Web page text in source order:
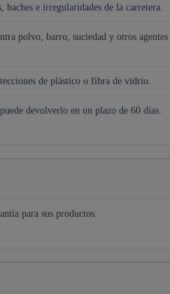
baches e irregularidades de la carretera.
polvo, barro, suciedad y otros agentes
de plástico o fibra de vidrio.
devolverlo en un plazo de 60 días.
para sus productos.